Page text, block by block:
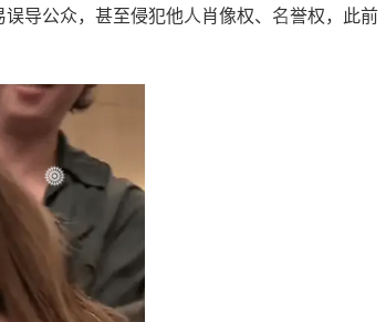
导公众，甚至侵犯他人肖像权、名誉权，此前